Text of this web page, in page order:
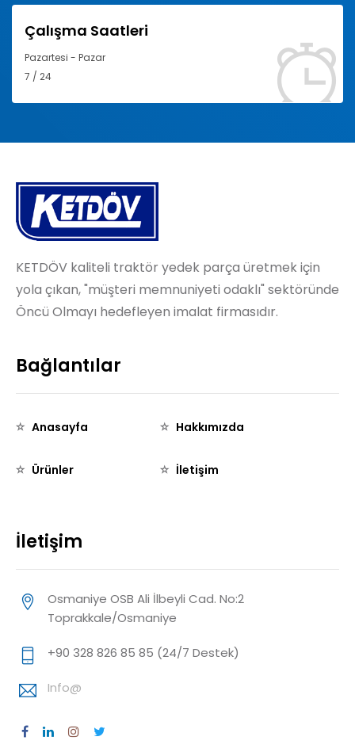
Çalışma Saatleri
Pazartesi - Pazar
7 / 24
KETDÖV kaliteli traktör yedek parça üretmek için
yola çıkan, "müşteri memnuniyeti odaklı" sektöründe
Öncü Olmayı hedefleyen imalat firmasıdır.
Bağlantılar
Anasayfa Hakkımızda
Ürünler İletişim
İletişim
Osmaniye OSB Ali İlbeyli Cad. No:2
Toprakkale/Osmaniye
+90 328 826 85 85 (24/7 Destek)
Info@